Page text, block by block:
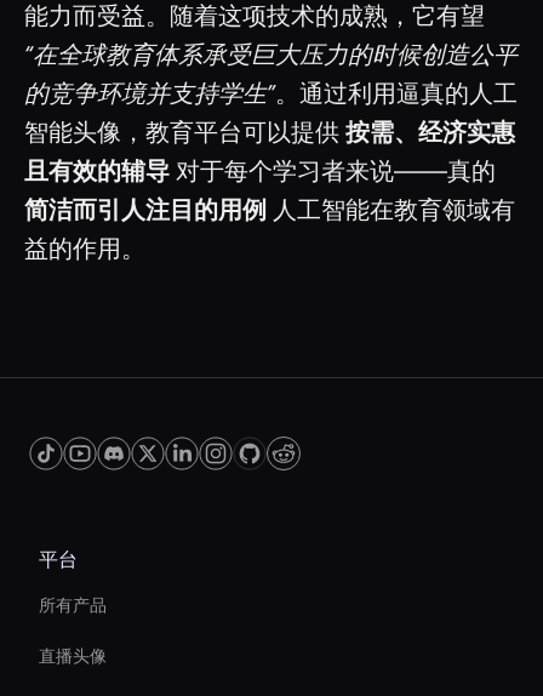
能力而受益。随着这项技术的成熟，它有望
“在全球教育体系承受巨大压力的时候创造公平
的竞争环境并支持学生”。通过利用逼真的人工
智能头像，教育平台可以提供 按需、经济实惠
且有效的辅导 对于每个学习者来说——真的
简洁而引人注目的用例 人工智能在教育领域有
益的作用。
平台
所有产品
直播头像